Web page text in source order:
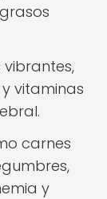
vitaminas
carnes
y